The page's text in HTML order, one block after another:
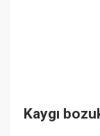
Kaygı